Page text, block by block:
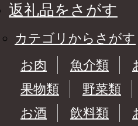
返礼品をさがす
カテゴリからさがす
お肉
魚介類
果物類
野菜類
お酒
飲料類